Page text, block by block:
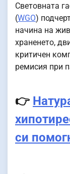
Световната
(WGO)
начина на
храненето,
критичен
ремисия при
👉
си